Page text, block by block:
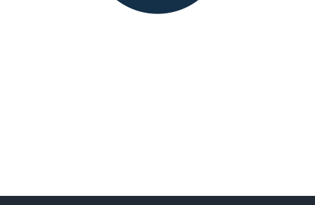
prenant en considération les limites